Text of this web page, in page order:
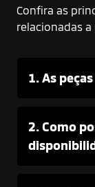
Confira as
relacionadas
1. As
2. Como